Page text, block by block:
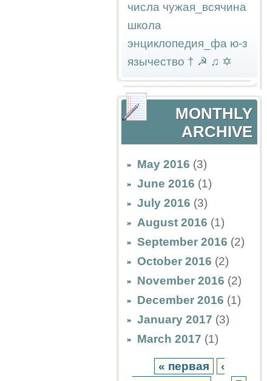
числа чужая_всячина
школа
энциклопедия_фа ю-з
язычество † ☭ ♫ ✡
MONTHLY
ARCHIVE
May 2016 (3)
June 2016 (1)
July 2016 (3)
August 2016 (1)
September 2016 (2)
October 2016 (2)
November 2016 (2)
December 2016 (1)
January 2017 (3)
March 2017 (1)
« первая
‹